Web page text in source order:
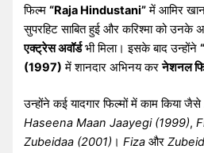
फिल्म“Raja Hindustani”में आमिर
सुपरहिट साबित हुई और करिश्मा को उनके
एक्ट्रेस अवॉर्डभी मिला। इसके बाद उन्होंने
(1997) में शानदार अभिनय करनेशनल
उन्होंने कई यादगार फिल्मों में काम किया जैसे
Haseena Maan Jaayegi (1999),
Zubeidaa (2001) ।Fiza और